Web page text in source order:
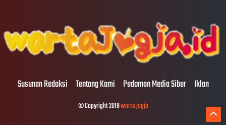
Susunan Redaksi Tentang Kami Pedoman Media Siber Iklan
© Copyright 2019warta jogja